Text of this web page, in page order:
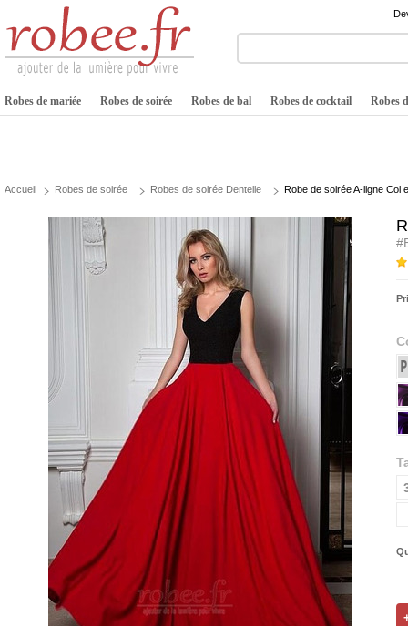
Robes de mariée Robes de soirée Robes de bal Robes de cocktail Robes
Accueil Robes de soirée Robes de soirée Dentelle Robe de soirée A-ligne Col